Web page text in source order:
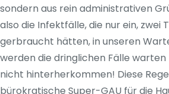
sondern aus rein administrativen
also die Infektfälle, die nur ein, zwei
gerbraucht hätten, in unseren
werden die dringlichen Fälle warten
nicht hinterherkommen! Diese
bürokratische Super-GAU für die